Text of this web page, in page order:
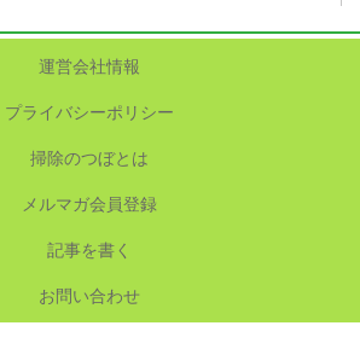
運営会社情報
プライバシーポリシー
掃除のつぼとは
メルマガ会員登録
記事を書く
お問い合わせ